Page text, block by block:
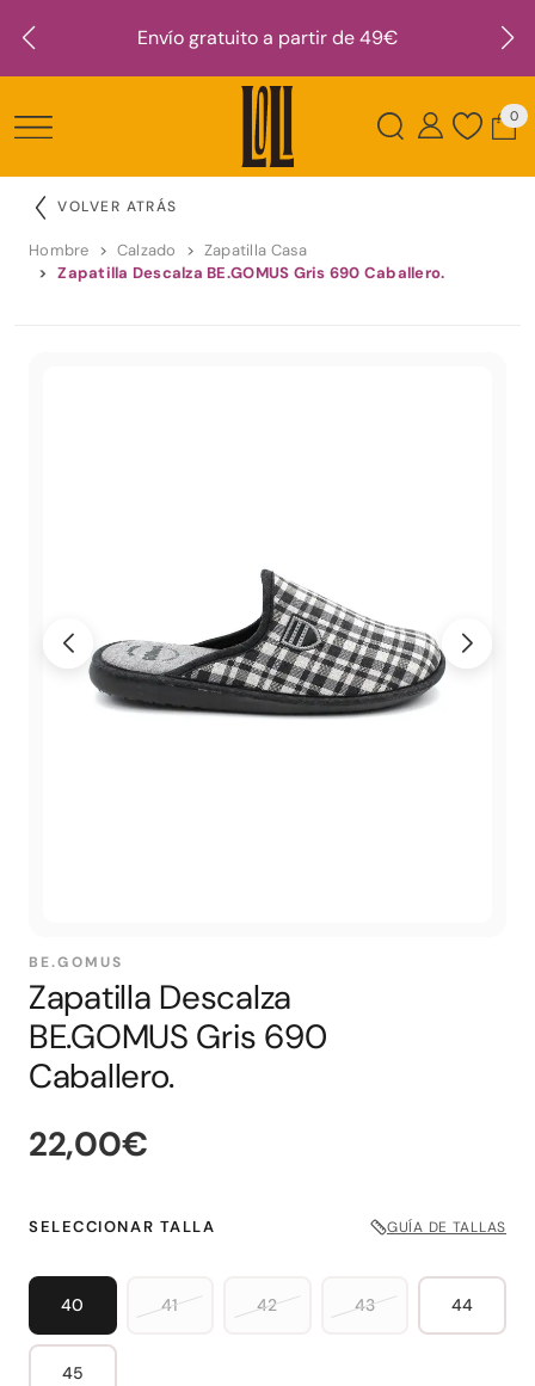
Envío gratuito a partir de 49€
0
VOLVER ATRÁS
Hombre Calzado
Zapatilla Casa
Zapatilla Descalza BE.GOMUS Gris 690 Caballero.
BE.GOMUS
Zapatilla Descalza
BE.GOMUS Gris 690
Caballero.
22,00€
SELECCIONAR TALLA GUÍA DE TALLAS
40 41 42 43 44
45